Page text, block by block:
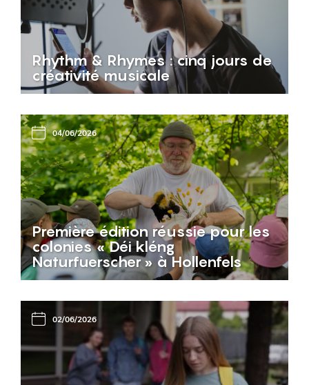
Rhythm & Rhymes : cinq jours de
créativité musicale
04/06/2026
Première édition réussie pour les
colonies « Déi kléng
Naturfuerscher » à Hollenfels
02/06/2026